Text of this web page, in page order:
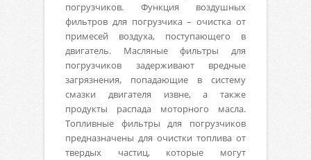
погрузчиков. Функция воздушных
фильтров для погрузчика – очистка от
примесей воздуха, поступающего в
двигатель. Масляные фильтры для
погрузчиков задерживают вредные
загрязнения, попадающие в систему
смазки двигателя извне, а также
продукты распада моторного масла.
Топливные фильтры для погрузчиков
предназначены для очистки топлива от
твердых частиц, которые могут